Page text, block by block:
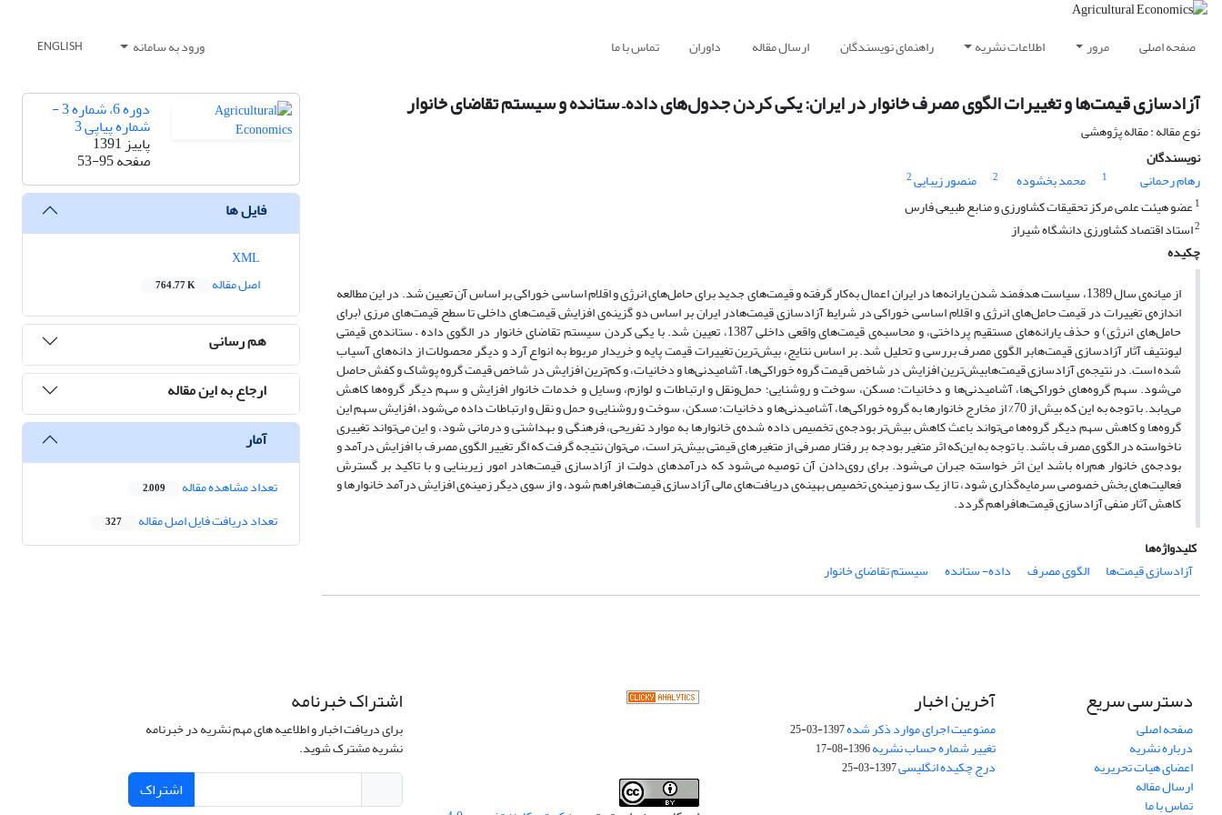
صفحه اصلی مرور اطلاعات نشریه راهنمای نویسندگان ارسال مقاله داوران تماس با ما ورود به سامانه ENGLISH
آزادسازی قیمت‌ها و تغییرات الگوی مصرف خانوار در ایران: یکی کردن جدول‌های داده– ستانده و سیستم تقاضای خانوار
نوع مقاله : مقاله پژوهشی
نویسندگان
رهام رحمانی
1 محمد بخشوده 2 منصور زیبایی2
1عضو هیئت علمی مرکز تحقیقات کشاورزی و منابع طبیعی فارس
2استاد اقتصاد کشاورزی دانشگاه شیراز
چکیده
از میانه‌ی سال 1389، سیاست هدفمند شدن یارانه‌ها در ایران اعمال به‌کار گرفته و قیمت‌های جدید برای حامل‌های انرژی و اقلام اساسی خوراکی بر اساس آن تعیین شد. در این مطالعه
اندازه‌ی تغییرات در قیمت حامل‌های انرژی و اقلام اساسی خوراکی در شرایط آزادسازی قیمت‌هادر ایران بر اساس دو گزینه‌ی افزایش قیمت‌های داخلی تا سطح قیمت‌های مرزی (برای
حامل‌های انرژی) و حذف یارانه‌های مستقیم پرداختی، و محاسبه‌ی قیمت‌های واقعی داخلی 1387، تعیین شد. با یکی کردن سیستم تقاضای خانوار در الگوی داده – ستانده‌ی قیمتی
لیونتیف آثار آزادسازی قیمت‌هابر الگوی مصرف بررسی و تحلیل شد. بر اساس نتایج، بیش‌ترین تغییرات قیمت پایه و خریدار مربوط به انواع آرد و دیگر محصولات از دانه‌های آسیاب
شده است. در نتیجه‌ی آزادسازی قیمت‌هابیش‌ترین افزایش در شاخص قیمت گروه خوراکی‌ها، آشامیدنی‌ها و دخانیات، و کم‌ترین افزایش در شاخص قیمت گروه پوشاک و کفش حاصل
می‌شود. سهم گروه‌های خوراکی‌ها، آشامیدنی‌ها و دخانیات؛ مسکن، سوخت و روشنایی؛ حمل‌ونقل و ارتباطات و لوازم، وسایل و خدمات خانوار افزایش و سهم دیگر گروه‌ها کاهش
می‌یابد. با توجه به این که بیش از 70% از مخارج خانوارها به گروه خوراکی‌ها، آشامیدنی‌ها و دخانیات؛ مسکن، سوخت و روشنایی و حمل و نقل و ارتباطات داده می‌شود، افزایش سهم این
گروه‌ها و کاهش سهم دیگر گروه‌ها می‌تواند باعث کاهش بیش‌تر بودجه‌ی تخصیص داده شده‌ی خانوارها به موارد تفریحی، فرهنگی و بهداشتی و درمانی شود، و این می‌تواند تغییری
ناخواسته در الگوی مصرف باشد. با توجه به این‌که اثر متغیر بودجه بر رفتار مصرفی از متغیرهای قیمتی بیش‌تر است، می‌توان نتیجه گرفت که اگر تغییر الگوی مصرف با افزایش درآمد و
بودجه‌ی خانوار هم‌راه باشد این اثر خواسته جبران می‌شود. برای روی‌دادن آن توصیه می‌شود که درآمدهای دولت از آزادسازی قیمت‌هادر امور زیربنایی و با تاکید بر گسترش
فعالیت‌های بخش خصوصی سرمایه‌گذاری شود، تا از یک سو زمینه‌ی تخصیص بهینه‌ی دریافت‌های مالی آزادسازی قیمت‌هافراهم شود، و از سوی دیگر زمینه‌ی افزایش درآمد خانوارها و
کاهش آثار منفی آزادسازی قیمت‌هافراهم گردد.
کلیدواژه‌ها
آزادسازی قیمت‌ها
الگوی مصرف داده- ستانده سیستم تقاضای خانوار
دوره 6، شماره 3 -
شماره پیاپی 3
پاییز 1391
صفحه53-95
فایل ها
اصل مقاله
764.77 K
هم رسانی
ارجاع به این مقاله
آمار
تعداد مشاهده مقاله 2,009
تعداد دریافت فایل اصل مقاله 327
دسترسی سریع
صفحه اصلی
درباره نشریه
اعضای هیات تحریریه
ارسال مقاله
تماس با ما
آخرین اخبار
ممنوعیت اجرای موارد ذکر شده1397-03-25
تغییر شماره حساب نشریه1396-08-17
درج چکیده انگلیسی1397-03-25
اشتراک خبرنامه
برای دریافت اخبار و اطلاعیه های مهم نشریه در خبرنامه
نشریه مشترک شوید.
اشتراک